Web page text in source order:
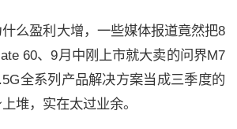
么盈利大增，一些媒体报道竟然把8
60、9月中刚上市就大卖的问界M7
全系列产品解决方案当成三季度的
堆，实在太过业余。